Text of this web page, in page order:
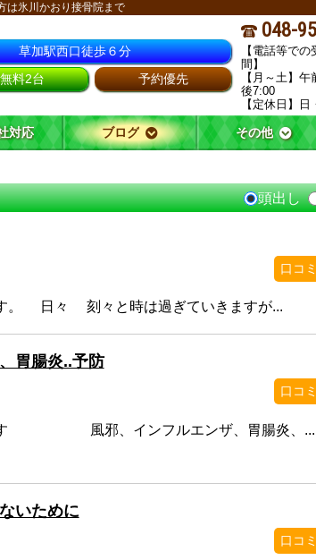
は氷川かおり接骨院まで
草加駅西口徒歩６分
料2台
予約優先
048-
【電話等で
間】
【月～土】
後7:00
【定休日】日
対応 ブログ その他
頭出し
口コミ
。 日々 刻々と時は過ぎていきますが...
胃腸炎..予防
口コミ
です 風邪、インフルエンザ、胃腸炎、
いために
口コミ